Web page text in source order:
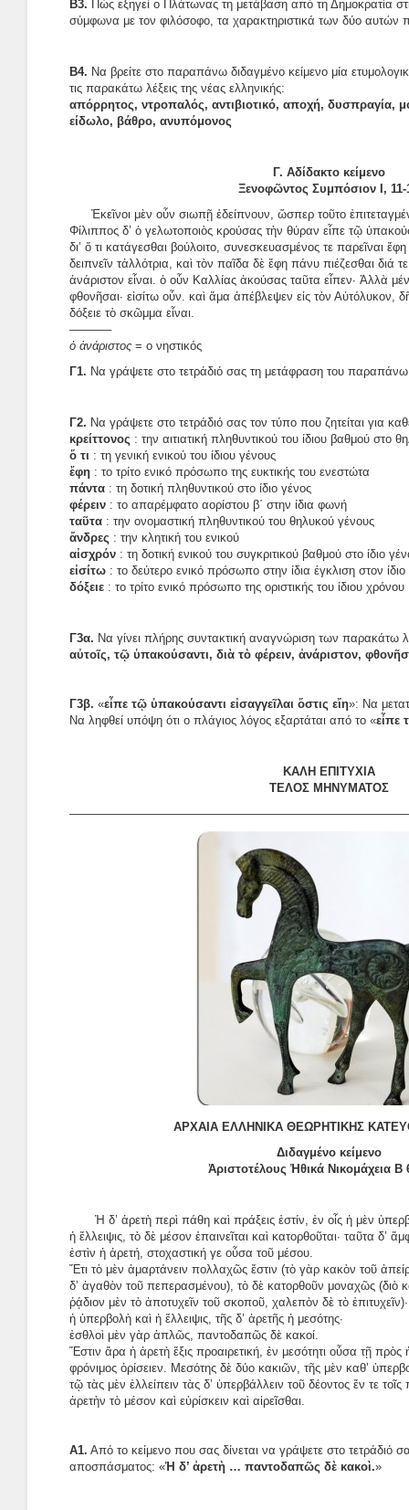
Β3. Πώς εξηγεί ο Πλάτωνας τη μετάβαση από τη Δημοκρατία
σύμφωνα με τον φιλόσοφο, τα χαρακτηριστικά των δύο αυτών
Β4. Να βρείτε στο παραπάνω διδαγμένο κείμενο μία
τις παρακάτω λέξεις της νέας ελληνικής:
απόρρητος, ντροπαλός, αντιβιοτικό, αποχή, δυσπραγία,
είδωλο, βάθρο, ανυπόμονος
Γ. Αδίδακτο κείμενο
Ξενοφῶντος Συμπόσιον Ι, 11-
Ἐκεῖνοι μὲν οὖν σιωπῇ ἐδείπνουν, ὥσπερ τοῦτο
Φίλιππος δ’ ὁ γελωτοποιὸς κρούσας τὴν θύραν εἶπε τῷ
δι’ ὅ τι κατάγεσθαι βούλοιτο, συνεσκευασμένος τε παρεῖναι
δειπνεῖν τἀλλότρια, καὶ τὸν παῖδα δὲ ἔφη πάνυ πιέζεσθαι διά
ἀνάριστον εἶναι. ὁ οὖν Καλλίας ἀκούσας ταῦτα εἶπεν· Ἀλλὰ
φθονῆσαι· εἰσίτω οὖν. καὶ ἅμα ἀπέβλεψεν εἰς τὸν Αὐτόλυκον,
δόξειε τὸ σκῶμμα εἶναι.
———–
ὁ ἀνάριστος = ο νηστικός
Γ1. Να γράψετε στο τετράδιό σας τη μετάφραση του παραπάνω
Γ2. Να γράψετε στο τετράδιό σας τον τύπο που ζητείται για
κρείττονος : την αιτιατική πληθυντικού του ίδιου βαθμού στο
ὅ τι : τη γενική ενικού του ίδιου γένους
ἔφη : το τρίτο ενικό πρόσωπο της ευκτικής του ενεστώτα
πάντα : τη δοτική πληθυντικού στο ίδιο γένος
φέρειν : το απαρέμφατο αορίστου β΄ στην ίδια φωνή
ταῦτα : την ονομαστική πληθυντικού του θηλυκού γένους
ἄνδρες : την κλητική του ενικού
αἰσχρόν : τη δοτική ενικού του συγκριτικού βαθμού στο ίδιο
εἰσίτω : το δεύτερο ενικό πρόσωπο στην ίδια έγκλιση στον
δόξειε : το τρίτο ενικό πρόσωπο της οριστικής του ίδιου χρόνου
Γ3α. Να γίνει πλήρης συντακτική αναγνώριση των παρακάτω
αὐτοῖς, τῷ ὑπακούσαντι, διὰ τὸ φέρειν, ἀνάριστον,
Γ3β. «εἶπε τῷ ὑπακούσαντι εἰσαγγεῖλαι ὅστις εἴη»: Να
Να ληφθεί υπόψη ότι ο πλάγιος λόγος εξαρτάται από το «εἶπε
ΚΑΛΗ ΕΠΙΤΥΧΙΑ
ΤΕΛΟΣ ΜΗΝΥΜΑΤΟΣ
ΑΡΧΑΙΑ ΕΛΛΗΝΙΚΑ ΘΕΩΡΗΤΙΚΗΣ
Διδαγμένο κείμενο
Ἀριστοτέλους Ἠθικά Νικομάχεια Β
Ἡ δ’ ἀρετὴ περὶ πάθη καὶ πράξεις ἐστίν, ἐν οἷς ἡ μὲν
ἡ ἔλλειψις, τὸ δὲ μέσον ἐπαινεῖται καὶ κατορθοῦται· ταῦτα δ’
ἐστὶν ἡ ἀρετή, στοχαστική γε οὖσα τοῦ μέσου.
Ἔτι τὸ μὲν ἁμαρτάνειν πολλαχῶς ἔστιν (τὸ γὰρ κακὸν τοῦ
δ’ ἀγαθὸν τοῦ πεπερασμένου), τὸ δὲ κατορθοῦν μοναχῶς (διὸ
ῥᾴδιον μὲν τὸ ἀποτυχεῖν τοῦ σκοποῦ, χαλεπὸν δὲ τὸ
ἡ ὑπερβολὴ καὶ ἡ ἔλλειψις, τῆς δ’ ἀρετῆς ἡ μεσότης·
ἐσθλοὶ μὲν γὰρ ἁπλῶς, παντοδαπῶς δὲ κακοί.
Ἔστιν ἄρα ἡ ἀρετὴ ἕξις προαιρετική, ἐν μεσότητι οὖσα τῇ
φρόνιμος ὁρίσειεν. Μεσότης δὲ δύο κακιῶν, τῆς μὲν καθ’
τῷ τὰς μὲν ἐλλείπειν τὰς δ’ ὑπερβάλλειν τοῦ δέοντος ἔν τε
ἀρετὴν τὸ μέσον καὶ εὑρίσκειν καὶ αἱρεῖσθαι.
Α1. Από το κείμενο που σας δίνεται να γράψετε στο τετράδιό
αποσπάσματος: «Ἡ δ’ ἀρετὴ … παντοδαπῶς δὲ κακοὶ.»